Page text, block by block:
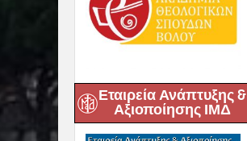
Εταιρεία Ανάπτυξης &
Αξιοποίησης ΙΜΔ